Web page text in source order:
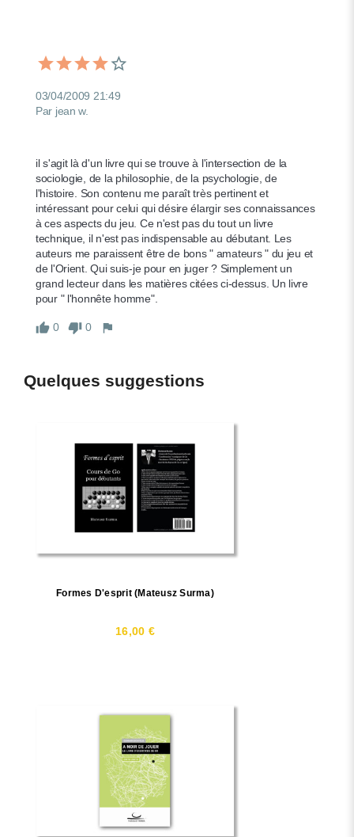
03/04/2009 21:49
Par jean w.
il s'agit là d'un livre qui se trouve à l'intersection de la
sociologie, de la philosophie, de la psychologie, de
l'histoire. Son contenu me paraît très pertinent et
intéressant pour celui qui désire élargir ses connaissances
à ces aspects du jeu. Ce n'est pas du tout un livre
technique, il n'est pas indispensable au débutant. Les
auteurs me paraissent être de bons " amateurs " du jeu et
de l'Orient. Qui suis-je pour en juger ? Simplement un
grand lecteur dans les matières citées ci-dessus. Un livre
pour " l'honnête homme".
0 0
Quelques suggestions
Formes D'esprit (Mateusz Surma)
16,00 €